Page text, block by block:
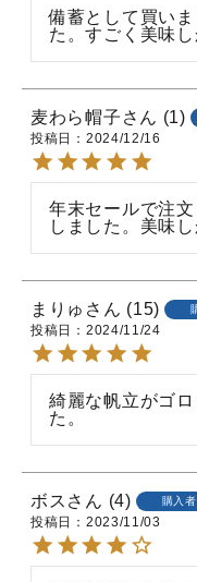
備蓄として買い
た。すごく美味し
麦わら帽子 1
投稿日
2024/12/16
年末セールで注
しました。美味し
まりゅ 15
投稿日
2024/11/24
綺麗な帆立がゴ
た。
ボス 4 購入者
投稿日
2023/11/03